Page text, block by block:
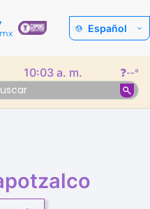
Español
10:03 a. m. ❓--°